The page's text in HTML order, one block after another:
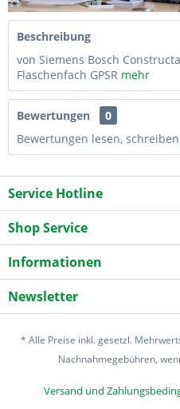
Beschreibung
von Siemens Bosch
Flaschenfach GPSR mehr
Bewertungen
0
Bewertungen lesen,
Service Hotline
Shop Service
Informationen
Newsletter
* Alle Preise inkl. gesetzl.
Nachnahmegebühren,
Versand und